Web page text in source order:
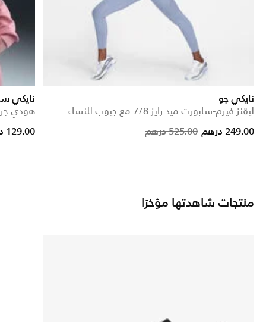
نايكي جو
ليقنز فيرم-سابورت ميد رايز 7/8 مع جيوب للنساء
Price reduced from
525.00 درهم to 249.00 درهم
نايكي
هودي
from
129.00 درهم
منتجات شاهدتها مؤخرًا